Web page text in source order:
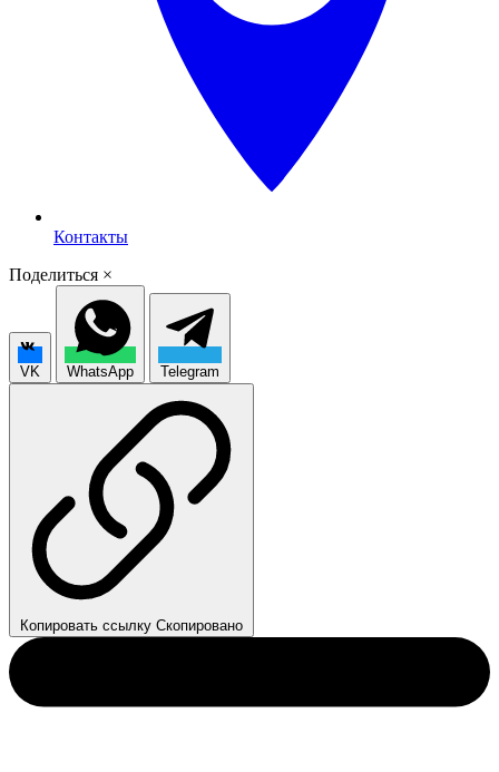
Контакты
Поделиться ×
VK WhatsApp Telegram
Копировать ссылку Скопировано